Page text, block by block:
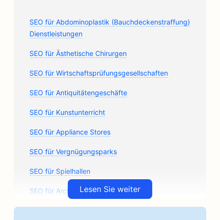
SEO für Abdominoplastik (Bauchdeckenstraffung)
Dienstleistungen
SEO für Ästhetische Chirurgen
SEO für Wirtschaftsprüfungsgesellschaften
SEO für Antiquitätengeschäfte
SEO für Kunstunterricht
SEO für Appliance Stores
SEO für Vergnügungsparks
SEO für Spielhallen
SEO für ArchitekturbürosLesen Sie weiter